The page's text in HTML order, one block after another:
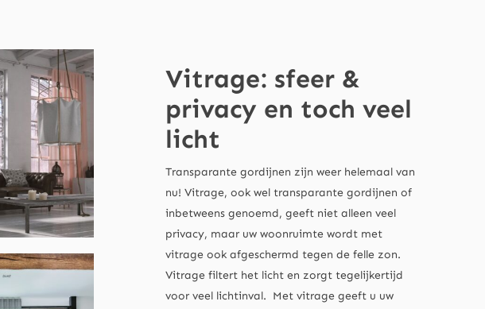
Vitrage: sfeer &
privacy en toch veel
licht
Transparante gordijnen zijn weer helemaal van
nu! Vitrage, ook wel transparante gordijnen of
inbetweens genoemd, geeft niet alleen veel
privacy, maar uw woonruimte wordt met
vitrage ook afgeschermd tegen de felle zon.
Vitrage filtert het licht en zorgt tegelijkertijd
voor veel lichtinval. Met vitrage geeft u uw